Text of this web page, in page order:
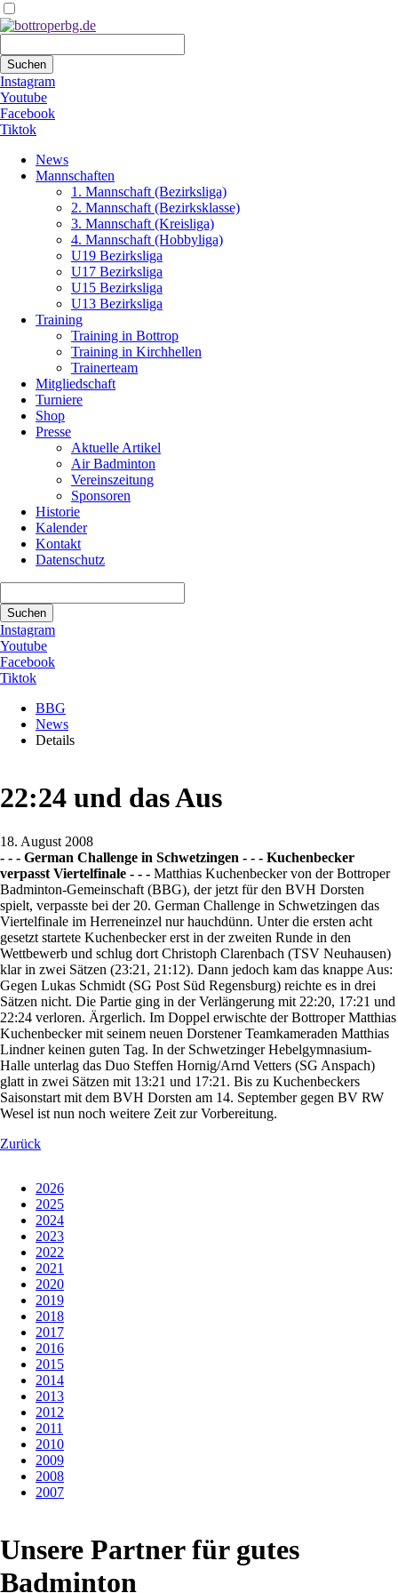
Suchen
Instagram
Youtube
Facebook
Tiktok
überspringen
News
Mannschaften
1. Mannschaft (Bezirksliga)
2. Mannschaft (Bezirksklasse)
3. Mannschaft (Kreisliga)
4. Mannschaft (Hobbyliga)
U19 Bezirksliga
U17 Bezirksliga
U15 Bezirksliga
U13 Bezirksliga
Training
Training in Bottrop
Training in Kirchhellen
Trainerteam
Mitgliedschaft
Turniere
Shop
Presse
Aktuelle Artikel
Air Badminton
Vereinszeitung
Sponsoren
Historie
Kalender
Kontakt
Datenschutz
Suchen
Instagram
Youtube
Facebook
Tiktok
BBG
News
Details
22:24 und das Aus
18. August 2008
- - - German Challenge in Schwetzingen - - - Kuchenbecker
verpasst Viertelfinale - - - Matthias Kuchenbecker von der Bottroper
Badminton-Gemeinschaft (BBG), der jetzt für den BVH Dorsten
spielt, verpasste bei der 20. German Challenge in Schwetzingen das
Viertelfinale im Herreneinzel nur hauchdünn. Unter die ersten acht
gesetzt startete Kuchenbecker erst in der zweiten Runde in den
Wettbewerb und schlug dort Christoph Clarenbach (TSV Neuhausen)
klar in zwei Sätzen (23:21, 21:12). Dann jedoch kam das knappe Aus:
Gegen Lukas Schmidt (SG Post Süd Regensburg) reichte es in drei
Sätzen nicht. Die Partie ging in der Verlängerung mit 22:20, 17:21 und
22:24 verloren. Ärgerlich. Im Doppel erwischte der Bottroper Matthias
Kuchenbecker mit seinem neuen Dorstener Teamkameraden Matthias
Lindner keinen guten Tag. In der Schwetzinger Hebelgymnasium-
Halle unterlag das Duo Steffen Hornig/Arnd Vetters (SG Anspach)
glatt in zwei Sätzen mit 13:21 und 17:21. Bis zu Kuchenbeckers
Saisonstart mit dem BVH Dorsten am 14. September gegen BV RW
Wesel ist nun noch weitere Zeit zur Vorbereitung.
Zurück
2026
2025
2024
2023
2022
2021
2020
2019
2018
2017
2016
2015
2014
2013
2012
2011
2010
2009
2008
2007
Unsere Partner für gutes
Badminton